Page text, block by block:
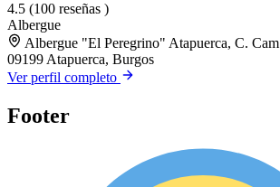
4.5 (100 reseñas )
Albergue
Albergue "El Peregrino" Atapuerca, C.
09199 Atapuerca, Burgos
Ver perfil completo
Footer